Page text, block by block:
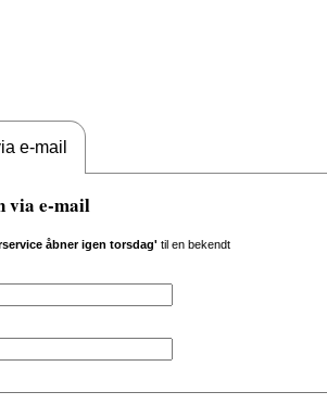
e-mail
via e-mail
åbner igen torsdag' til en bekendt